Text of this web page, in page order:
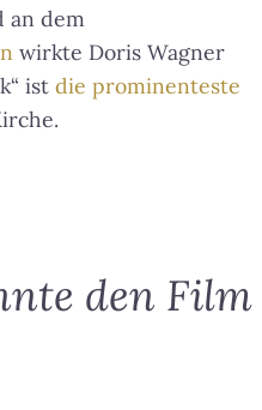
an dem
wirkte Doris Wagner
ist die prominenteste
den Film